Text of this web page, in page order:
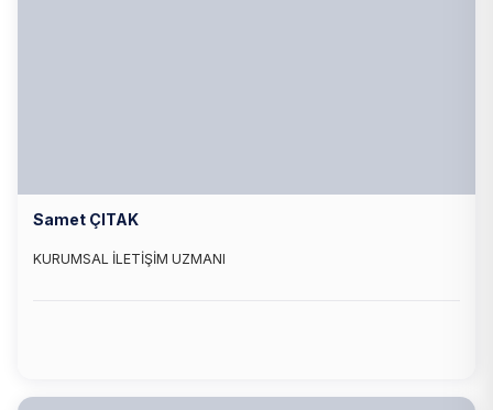
Samet ÇITAK
KURUMSAL İLETİŞİM UZMANI